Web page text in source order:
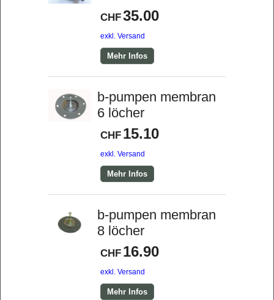
CHF35.00
exkl. Versand
Mehr Infos
b-pumpen membran
6 löcher
CHF 15.10
exkl. Versand
Mehr Infos
b-pumpen membran
8 löcher
CHF 16.90
exkl. Versand
Mehr Infos